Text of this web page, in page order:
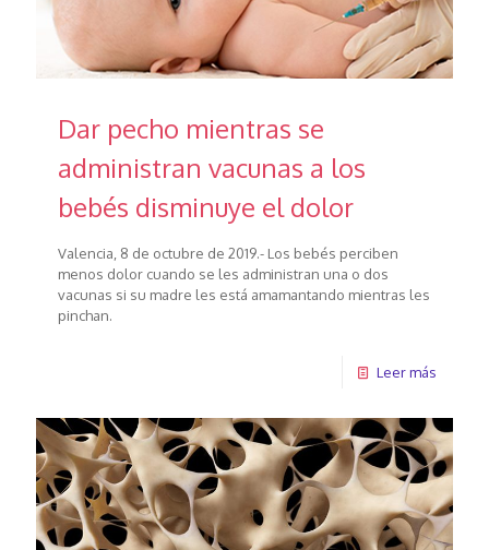
Dar pecho mientras se
administran vacunas a los
bebés disminuye el dolor
Valencia, 8 de octubre de 2019.- Los bebés perciben
menos dolor cuando se les administran una o dos
vacunas si su madre les está amamantando mientras les
pinchan.
Leer más